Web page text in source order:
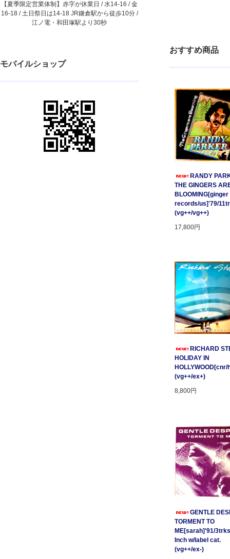
【夏季限定営業体制】赤字が休業日 / 水14-16 / 金
16-18 / 土日祭日は14-18 JR鎌倉駅から徒歩10分 /
江ノ電・和田塚駅より30秒
モバイルショップ
おすすめ商品
RANDY
THE GINGERS
BLOOMING[ginger
records/us]'79/
(vg++/vg++)
17,800円
RICHARD
HOLIDAY IN
(vg++/ex+)
8,800円
GENTLE
TORMENT TO
ME[sarah]'91/
Inch w/label cat.
(vg++/ex-)